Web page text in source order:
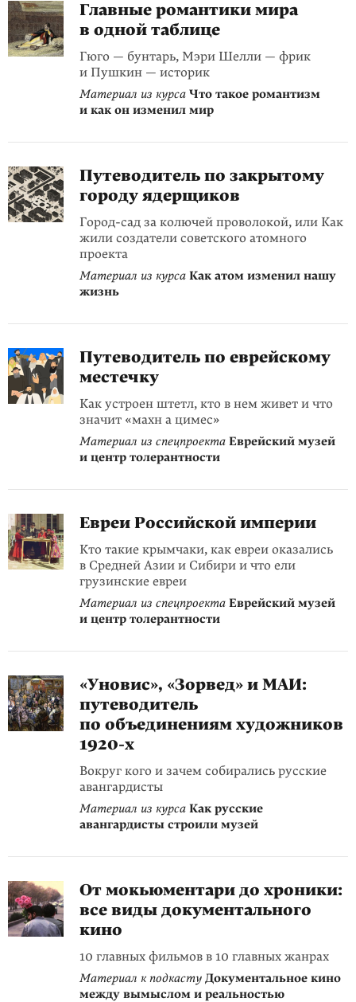
Главные романтики мира
в одной таблице
Гюго — бунтарь, Мэри Шелли — фрик
и Пушкин — историк
Материал из курса Что такое романтизм
и как он изменил мир
Путеводитель по закрытому
городу ядерщиков
Город-сад за колючей проволокой, или Как
жили создатели советского атомного
проекта
Материал из курса Как атом изменил нашу
жизнь
Путеводитель по еврейскому
местечку
Как устроен штетл, кто в нем живет и что
значит «махн а цимес»
Материал из спецпроекта Еврейский музей
и центр толерантности
Евреи Российской империи
Кто такие крымчаки, как евреи оказались
в Средней Азии и Сибири и что ели
грузинские евреи
Материал из спецпроекта Еврейский музей
и центр толерантности
«Уновис», «Зорвед» и МАИ:
путеводитель
по объединениям художников
1920-х
Вокруг кого и зачем собирались русские
авангардисты
Материал из курса Как русские
авангардисты строили музей
От мокьюментари до хроники:
все виды документального
кино
10 главных фильмов в 10 главных жанрах
Материал к подкасту Документальное кино
между вымыслом и реальностью